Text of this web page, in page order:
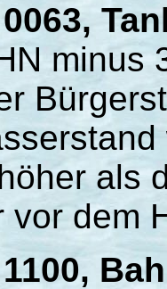
minus
als
vor dem